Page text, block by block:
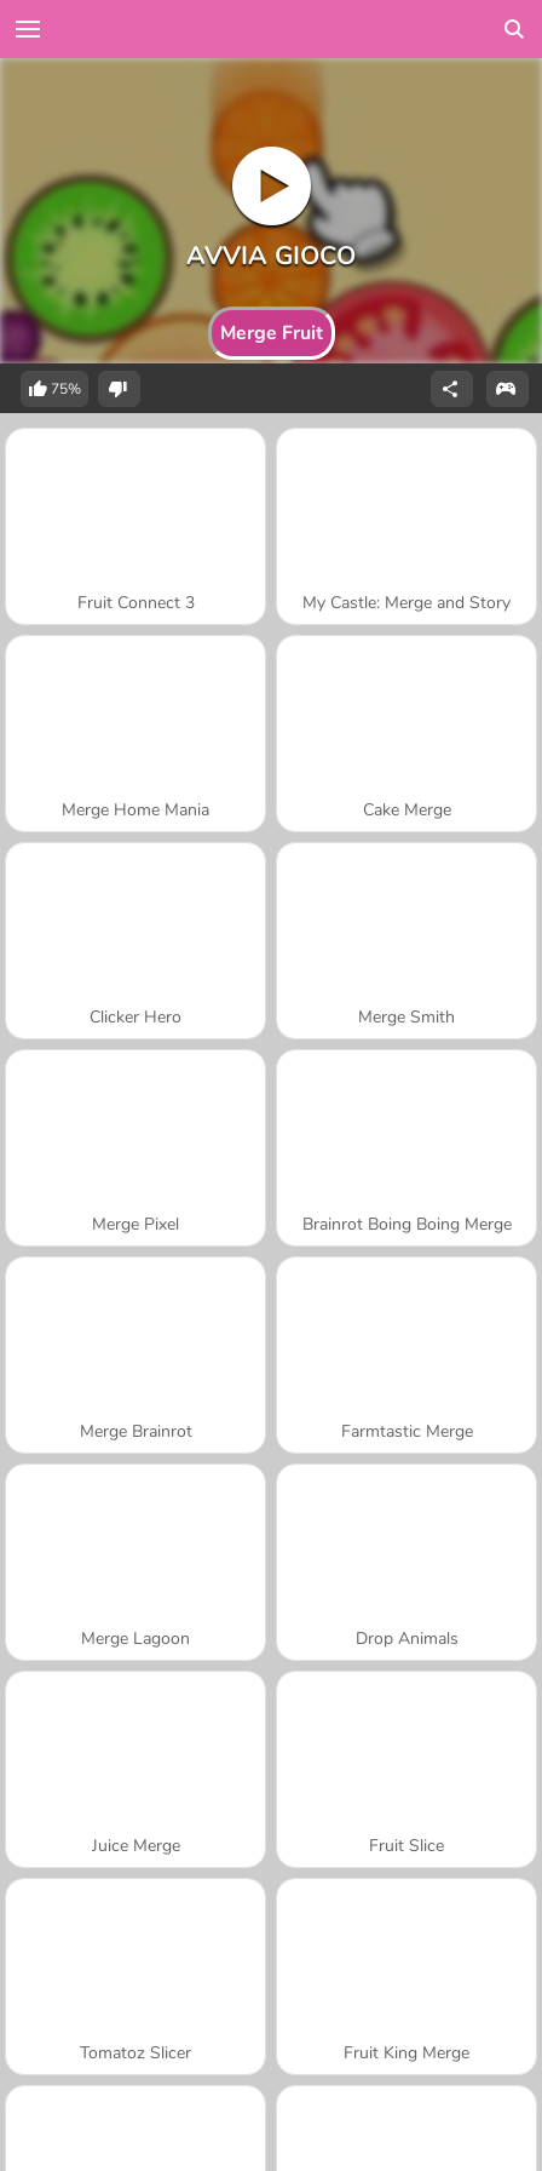
Merge Fruit
75%
Fruit Connect 3 My Castle: Merge and Story
Merge Home Mania Cake Merge
Clicker Hero Merge Smith
Merge Pixel Brainrot Boing Boing Merge
Merge Brainrot Farmtastic Merge
Merge Lagoon Drop Animals
Juice Merge Fruit Slice
Tomatoz Slicer Fruit King Merge